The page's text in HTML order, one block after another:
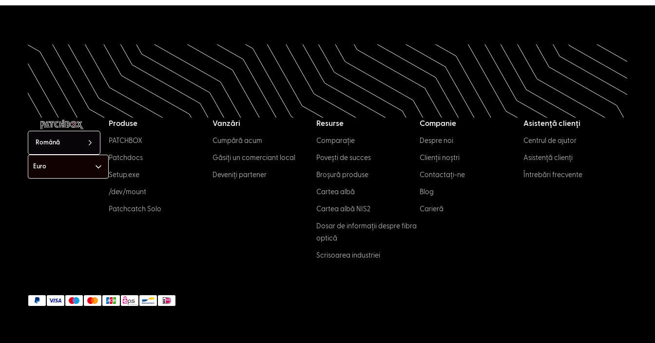
Română
Produse
PATCHBOX
Patchdocs
Setup.exe
/dev/mount
Patchcatch Solo
Vanzări
Cumpără acum
Găsiți un comerciant local
Deveniți partener
Resurse
Comparație
Povești de succes
Broșură produse
Cartea albă
Cartea albă NIS2
Dosar de informații despre fibra
optică
Scrisoarea industriei
Companie
Despre noi
Clienții noștri
Contactați-ne
Blog
Carieră
Asistență clienți
Centrul de ajutor
Asistență clienți
Întrebări frecvente